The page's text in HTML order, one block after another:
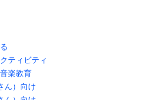
ティビティ
楽教育
ん）向け